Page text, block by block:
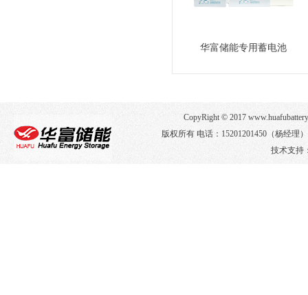
华富储能专用蓄电池
CopyRight © 2017
版权所有 电话：15201201450（杨经
技术支持